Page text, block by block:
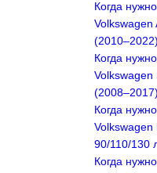
Когда
Volkswagen
(2010–2022)
Когда
Volkswagen
(2008–2017)
Когда
Volkswagen
90/110/130
Когда